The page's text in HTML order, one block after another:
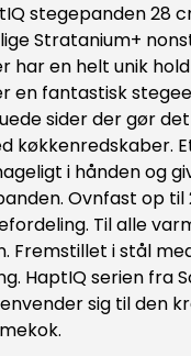
stegepanden 28
Stratanium+
har en helt unik
en fantastisk
sider der gør
køkkenredskaber.
i hånden og
Ovnfast op til
Til alle
Fremstillet i stål
HaptIQ serien fra
sig til den